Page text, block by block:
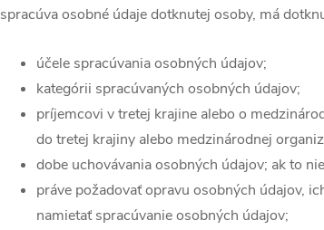
spracúva osobné údaje dotknutej osoby, má
účele spracúvania osobných údajov;
kategórii spracúvaných osobných údajov;
príjemcovi v tretej krajine alebo o
do tretej krajiny alebo medzinárodnej
dobe uchovávania osobných údajov; ak to
práve požadovať opravu osobných údajov,
namietať spracúvanie osobných údajov;